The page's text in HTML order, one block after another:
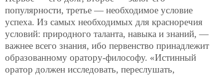
популярности, третье — необходимое условие
успеха. Из самых необходимых для красноречия
условий: природного таланта, навыка и знаний, —
важнее всего знания, ибо первенство принадлежит
образованному оратору-философу. «Истинный
оратор должен исследовать, переслушать,